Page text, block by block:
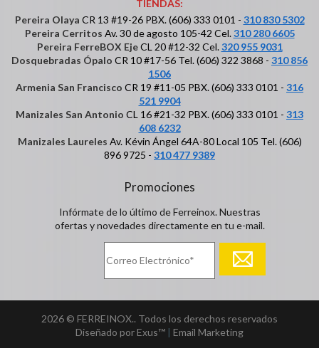
TIENDAS:
Pereira Olaya CR 13 #19-26 PBX. (606) 333 0101 - 310 830 5302
Pereira Cerritos Av. 30 de agosto 105-42 Cel.310 280 6605
Pereira FerreBOX EjeCL 20 #12-32 Cel.320 955 9031
Dosquebradas Ópalo CR 10 #17-56 Tel. (606) 322 3868 - 310 856
1506
Armenia San Francisco CR 19 #11-05 PBX. (606) 333 0101 - 316
521 9904
Manizales San Antonio CL 16 #21-32 PBX. (606) 333 0101 - 313
608 6232
Manizales Laureles Av. Kévin Ángel 64A-80 Local 105 Tel. (606)
896 9725 - 310 477 9389
Promociones
Infórmate de lo último de Ferreinox. Nuestras
ofertas y novedades directamente en tu e-mail.
2026 © FERREINOX.. Todos los derechos reservados
Diseñado por Exus™ | Email Marketing